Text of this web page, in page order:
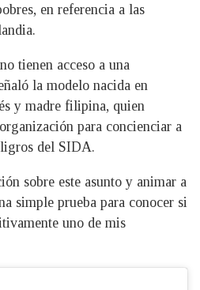
en referencia a las
tienen acceso a una
la modelo nacida en
y madre filipina, quien
para concienciar a
del SIDA.
sobre este asunto y animar a
simple prueba para conocer si
uno de mis